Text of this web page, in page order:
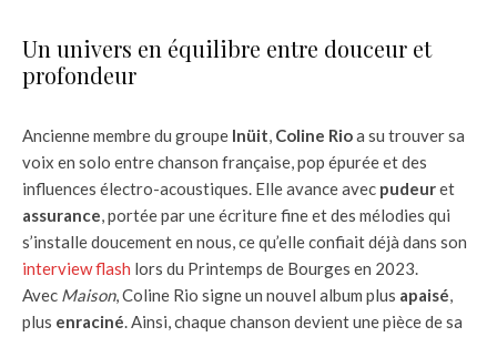
Un univers en équilibre entre douceur et
profondeur
Ancienne membre du groupe Inüit, Coline Rioa su trouver sa
voix en solo entre chanson française, pop épurée et des
influences électro-acoustiques. Elle avance avec pudeuret
assurance, portée par une écriture fine et des mélodies qui
s’installe doucement en nous, ce qu’elle confiait déjà dans son
interview flash lors du Printemps de Bourges en 2023.
Avec Maison, Coline Rio signe un nouvel album plus apaisé,
plus enraciné. Ainsi, chaque chanson devient une pièce de sa